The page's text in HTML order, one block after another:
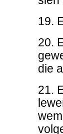
19.
20.
die
21.